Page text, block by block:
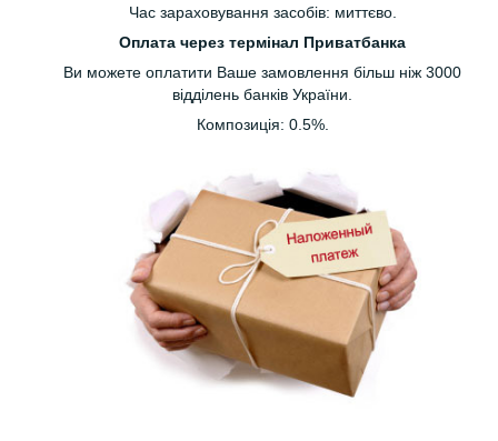
Час зараховування засобів: миттєво.
Оплата через термінал Приватбанка
Ви можете оплатити Ваше замовлення більш ніж 3000
відділень банків України.
Композиція: 0.5%.